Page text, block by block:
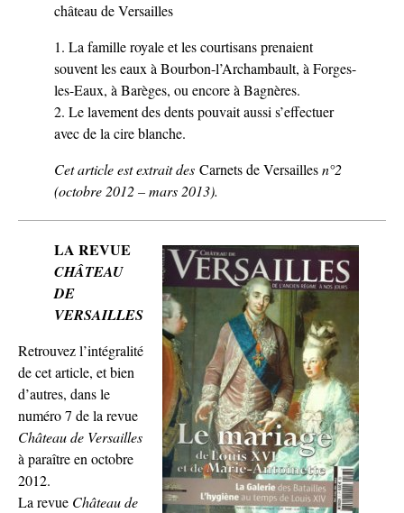
château de Versailles
1. La famille royale et les courtisans prenaient
souvent les eaux à Bourbon-l’Archambault, à Forges-
les-Eaux, à Barèges, ou encore à Bagnères.
2. Le lavement des dents pouvait aussi s’effectuer
avec de la cire blanche.
Cet article est extrait des Carnets de Versaillesn°2
(octobre 2012 – mars 2013).
LA REVUE
CHÂTEAU
DE
VERSAILLES
Retrouvez l’intégralité
de cet article, et bien
d’autres, dans le
numéro 7 de la revue
Château de Versailles
à paraître en octobre
2012.
La revue Château de